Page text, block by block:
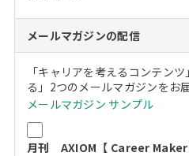
メールマガジンの配信
「キャリアを考えるコンテン
る」2つのメールマガジンをお
メールマガジン サンプル
月刊 AXIOM【 Career